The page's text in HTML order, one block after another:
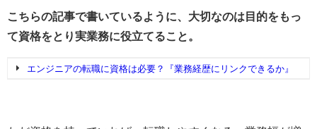
こちらの記事で書いているように、大切なのは目的をもっ
て資格をとり実業務に役立てること。
エンジニアの転職に資格は必要？『業務経歴にリンクできるか』